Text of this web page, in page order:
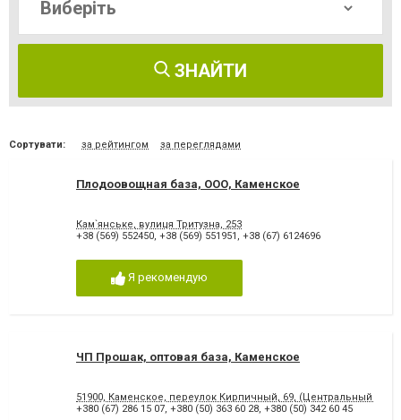
ЗНАЙТИ
Сортувати: за рейтингом за переглядами
Плодоовощная база, ООО, Каменское
Кам`янське, вулиця Тритузна, 253
+38 (569) 552450, +38 (569) 551951 , +38 (67) 6124696
Я рекомендую
ЧП Прошак, оптовая база, Каменское
51900, Каменское, переулок Кирпичный, 69, (Центральный
+380 (67) 286 15 07, +380 (50) 363 60 28, +380 (50) 342 60 45